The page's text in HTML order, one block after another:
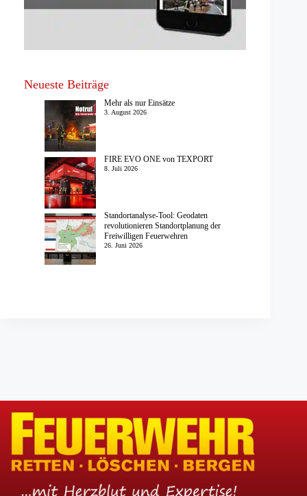
Neueste Beiträge
Mehr als nur Einsätze
3. August 2026
FIRE EVO ONE von TEXPORT
8. Juli 2026
Standortanalyse-Tool: Geodaten
revolutionieren Standortplanung der
Freiwilligen Feuerwehren
26. Juni 2026